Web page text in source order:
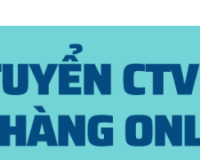
PHẠM NGHĨA
LƯU TOÀN QUYỀN